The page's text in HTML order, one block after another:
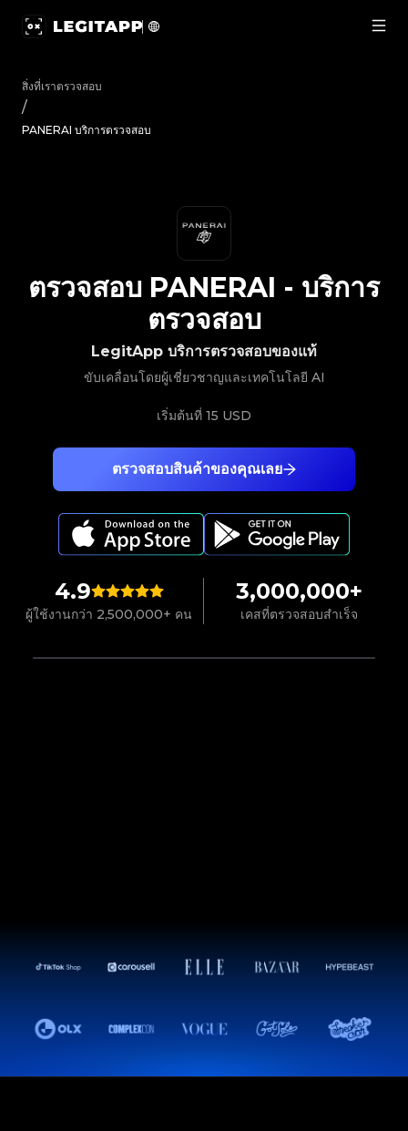
สิ่งที่เราตรวจสอบ
/
PANERAI บริการตรวจสอบ
4.9
ผู้ใช้งานกว่า 2,500,000+ คน
3,000,000+
เคสที่ตรวจสอบสำเร็จ
ตรวจสอบสินค้าของคุณเลย
LegitApp บริการตรวจสอบของแท้
ขับเคลื่อนโดยผู้เชี่ยวชาญและเทคโนโลยี AI
เริ่มต้นที่ 15 USD
ตรวจสอบ PANERAI - บริการ
ตรวจสอบ